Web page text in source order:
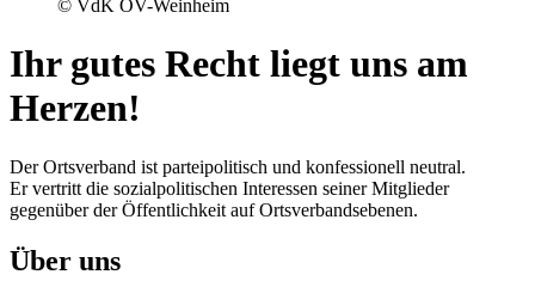
© VdK OV-Weinheim
Ihr gutes Recht liegt uns am
Herzen!
Der Ortsverband ist parteipolitisch und konfessionell neutral.
Er vertritt die sozialpolitischen Interessen seiner Mitglieder
gegenüber der Öffentlichkeit auf Ortsverbandsebenen.
Über uns